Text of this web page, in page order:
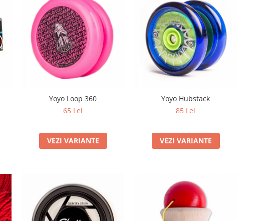
Yoyo Loop 360
65 Lei
VEZI VARIANTE
Yoyo Hubstack
85 Lei
VEZI VARIANTE